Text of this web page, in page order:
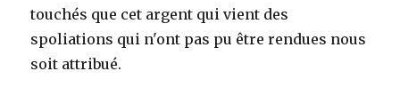
touchés que cet argent qui vient des
spoliations qui n'ont pas pu être rendues nous
soit attribué.